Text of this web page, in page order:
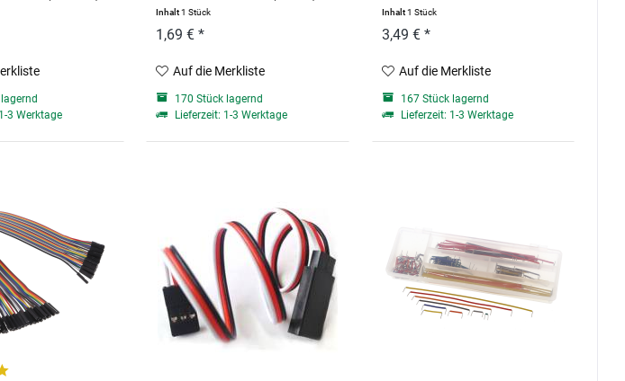
3 Werktage
Inhalt1 Stück
1,69 € *
Auf die Merkliste
170 Stück lagernd
Lieferzeit: 1-3 Werktage
Inhalt1 Stück
3,49 € *
Auf die Merkliste
167 Stück lagernd
Lieferzeit: 1-3 Werktage